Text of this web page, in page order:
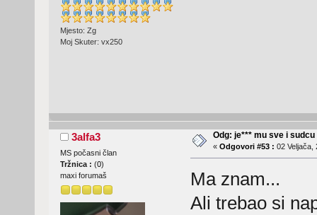
Mjesto: Zg
Moj Skuter: vx250
3alfa3
MS počasni član
Tržnica : (0)
maxi forumaš
Odg: je*** mu sve i sudcu
« Odgovori #53 : 02 Veljača,
Ma znam...
Ali trebao si